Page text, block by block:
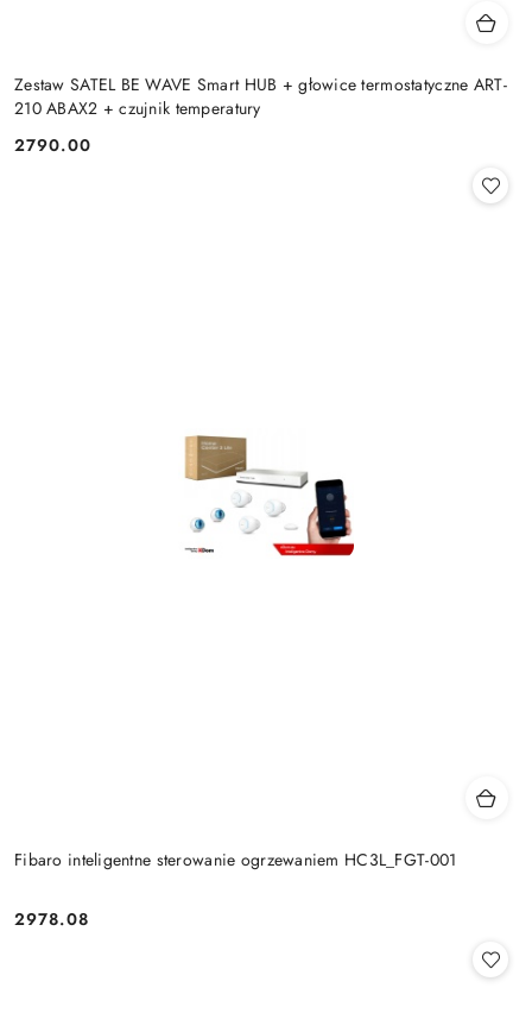
Zestaw SATEL BE WAVE Smart HUB + głowice termostatyczne ART-
210 ABAX2 + czujnik temperatury
Cena:
2790.00
Fibaro inteligentne sterowanie ogrzewaniem HC3L_FGT-001
Cena:
2978.08